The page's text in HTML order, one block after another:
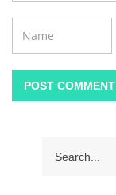
POST COMMENT